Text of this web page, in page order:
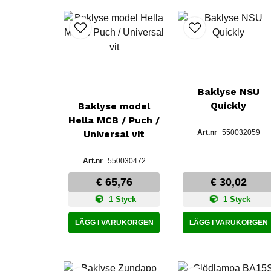
Baklyse model
Hella MCB / Puch /
Universal vit
550030472
€ 65,76
1 Styck
LÄGG I VARUKORGEN
Baklyse NSU
Quickly
550032059
€ 30,02
1 Styck
LÄGG I VARUKORGEN